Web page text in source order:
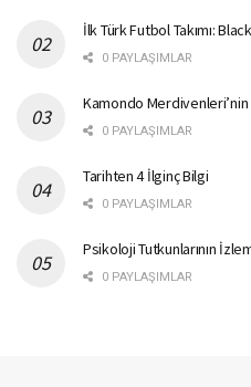
İlk Türk Futbol Takımı:
0 PAYLAŞIMLAR
Kamondo
0 PAYLAŞIMLAR
Tarihten 4 İlginç Bilgi
0 PAYLAŞIMLAR
Psikoloji Tutkunlarının
0 PAYLAŞIMLAR